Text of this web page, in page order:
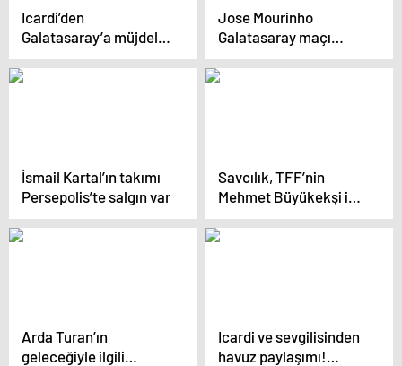
Icardi’den
Galatasaray’a müjdeli
haber
Jose Mourinho
Galatasaray maçı
sonrası 3 isme neşteri
vurdu
İsmail Kartal’ın takımı
Persepolis’te salgın var
Savcılık, TFF’nin
Mehmet Büyükekşi için
yaptığı suç duyurusuna
takipsizlik kararı verdi
Arda Turan’ın
geleceğiyle ilgili
Icardi ve sevgilisinden
havuz paylaşımı!